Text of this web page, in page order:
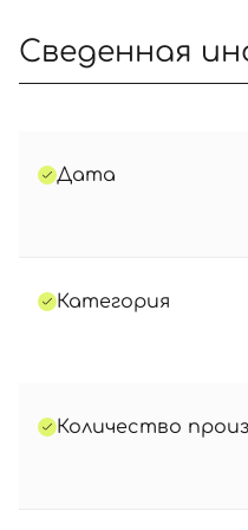
Сведенная
Дата
Категория
Количество